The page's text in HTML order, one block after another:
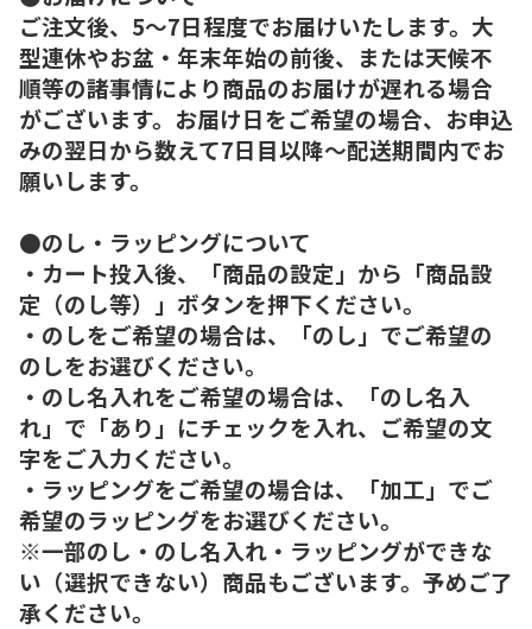
ご注文後、5～7日程度でお届けいたします。大
型連休やお盆・年末年始の前後、または天候不
順等の諸事情により商品のお届けが遅れる場合
がございます。お届け日をご希望の場合、お申込
みの翌日から数えて7日目以降～配送期間内でお
願いします。
●のし・ラッピングについて
・カート投入後、「商品の設定」から「商品設
定（のし等）」ボタンを押下ください。
・のしをご希望の場合は、「のし」でご希望の
のしをお選びください。
・のし名入れをご希望の場合は、「のし名入
れ」で「あり」にチェックを入れ、ご希望の文
字をご入力ください。
・ラッピングをご希望の場合は、「加工」でご
希望のラッピングをお選びください。
※一部のし・のし名入れ・ラッピングができな
い（選択できない）商品もございます。予めご了
承ください。